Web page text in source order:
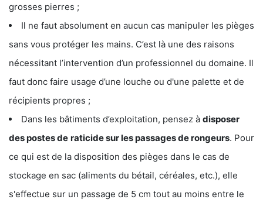
grosses pierres ;
Il ne faut absolument en aucun cas manipuler les pièges
sans vous protéger les mains. C’est là une des raisons
nécessitant l’intervention d’un professionnel du domaine. Il
faut donc faire usage d’une louche ou d'une palette et de
récipients propres ;
Dans les bâtiments d’exploitation, pensez à disposer
des postes de raticide sur les passages de rongeurs. Pour
ce qui est de la disposition des pièges dans le cas de
stockage en sac (aliments du bétail, céréales, etc.), elle
s'effectue sur un passage de 5 cm tout au moins entre le